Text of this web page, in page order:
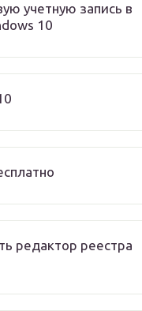
учетную запись в
10
редактор реестра